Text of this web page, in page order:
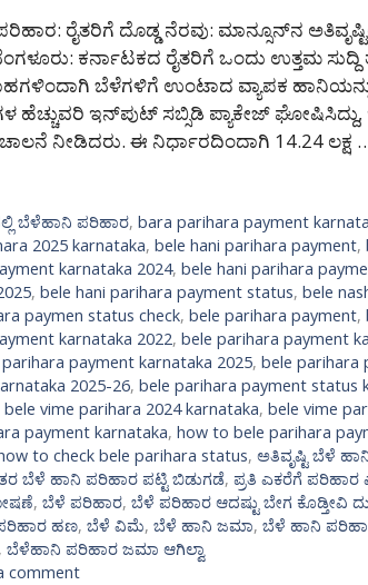
ರೈತರಿಗೆ ದೊಡ್ಡ ನೆರವು: ಮಾನ್ಸೂನ್‌ನ
ಕರ್ನಾಟಕದ ರೈತರಿಗೆ ಒಂದು ಉತ್ತಮ ಸುದ್ದಿ
ಬೆಳೆಗಳಿಗೆ ಉಂಟಾದ ವ್ಯಾಪಕ
ಹೆಚ್ಚುವರಿ ಇನ್‌ಪುಟ್ ಸಬ್ಸಿಡಿ ಪ್ಯಾಕೇಜ್ ಘೋಷಿಸಿದ್ದು,
ಚಾಲನೆ ನೀಡಿದರು. ಈ ನಿರ್ಧಾರದಿಂದಾಗಿ 14.24 ಲಕ್ಷ
ಬೆಳೆಹಾನಿ ಪರಿಹಾರ,bara parihara payment
2025 karnataka, bele hani parihara payment,
karnataka 2024, bele hani parihara
, bele hani parihara payment status, bele
paymen status check, bele parihara payment,
karnataka 2022, bele parihara payment
payment karnataka 2025, bele parihara
2025-26, bele parihara payment status
bele vime parihara 2024 karnataka, bele vime
payment karnataka, how to bele parihara
to check bele parihara status, ಅತಿವೃಷ್ಟಿ ಬೆಳೆ
ಬೆಳೆ ಹಾನಿ ಪರಿಹಾರ ಪಟ್ಟಿ ಬಿಡುಗಡೆ, ಪ್ರತಿ ಎಕರೆಗೆ ಪರಿಹಾರ
, ಬೆಳೆ ಪರಿಹಾರ, ಬೆಳೆ ಪರಿಹಾರ ಆದಷ್ಟು ಬೇಗ ಕೊಡ್ತೀವಿ
ಹಣ, ಬೆಳೆ ವಿಮೆ, ಬೆಳೆ ಹಾನಿ ಜಮಾ, ಬೆಳೆ ಹಾನಿ
, ಬೆಳೆಹಾನಿ ಪರಿಹಾರ ಜಮಾ ಆಗಿಲ್ವಾ
comment